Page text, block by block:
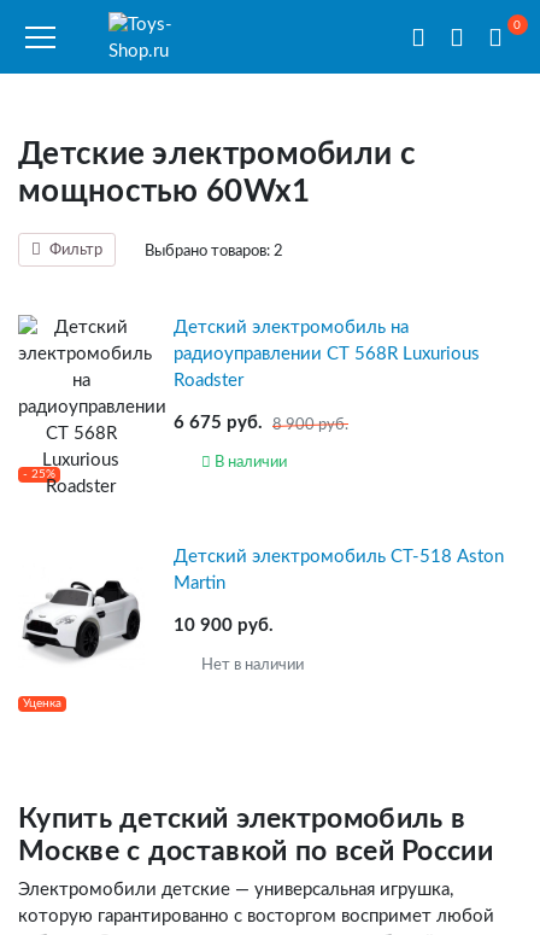
0
Детские электромобили с
мощностью 60Wx1
Фильтр Выбрано товаров: 2
- 25%
Детский электромобиль на
радиоуправлении CT 568R Luxurious
Roadster
6 675 руб. 8 900 руб.
В наличии
Уценка
Детский электромобиль СТ-518 Aston
Martin
10 900 руб.
Нет в наличии
Купить детский электромобиль в
Москве с доставкой по всей России
Электромобили детские — универсальная игрушка,
которую гарантированно с восторгом воспримет любой